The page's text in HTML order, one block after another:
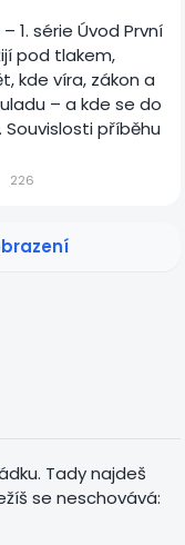
1. série Úvod První
pod tlakem,
kde víra, zákon a
– a kde se do
příběhu
226
říká Písmo?